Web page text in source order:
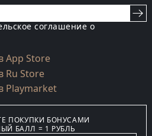
соглашение о
ПОКУПКИ БОНУСАМИ
БАЛЛ = 1 РУБЛЬ